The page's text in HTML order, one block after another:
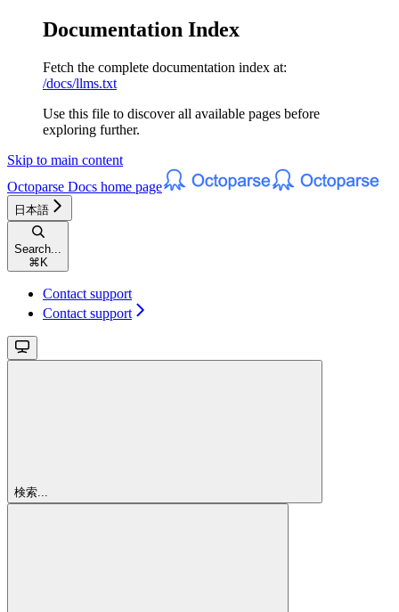
Documentation Index
Fetch the complete documentation index at:
/docs/llms.txt
Use this file to discover all available pages before
exploring further.
Skip to main content
Octoparse Docs home page
日本語
Search...
⌘ K
Contact support
Contact support
検索...